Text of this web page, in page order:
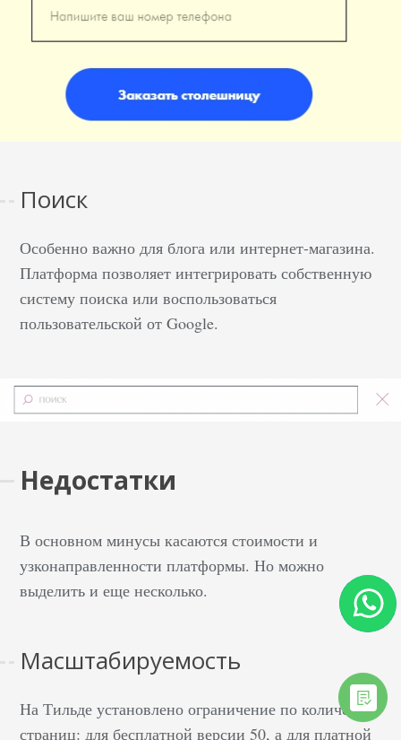
Поиск
Особенно важно для блога или интернет-магазина.
Платформа позволяет интегрировать собственную
систему поиска или воспользоваться
пользовательской от Google.
Недостатки
В основном минусы касаются стоимости и
узконаправленности платформы. Но можно
выделить и еще несколько.
Масштабируемость
На Тильде установлено ограничение по количеству
страниц: для бесплатной версии 50, а для платной